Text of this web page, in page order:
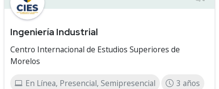
Ingeniería Industrial
Centro Internacional de Estudios Superiores de
Morelos
En Línea, Presencial, Semipresencial 3 años